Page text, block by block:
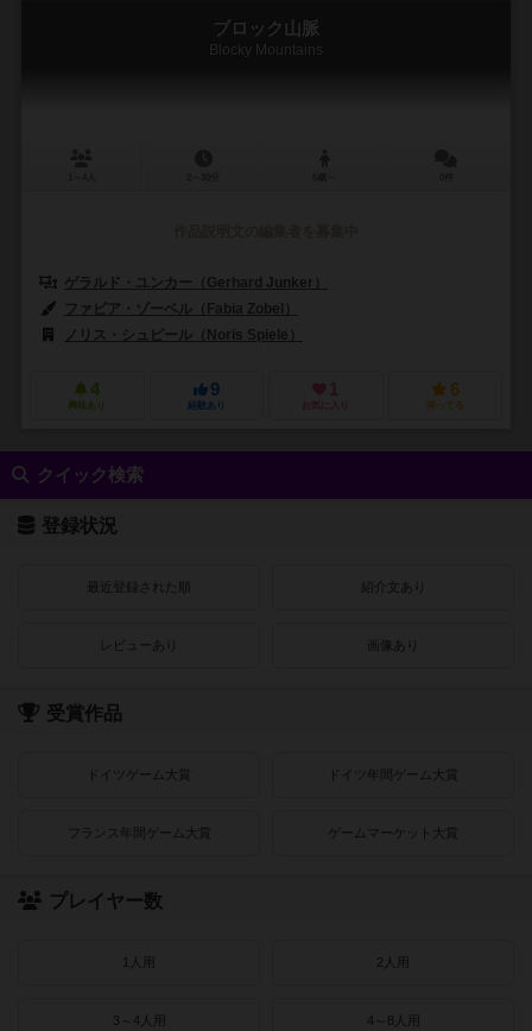
ブロック山脈
Blocky Mountains
ゲラルド・ユンカー（Gerhard Junker）
ファビア・ゾーベル（Fabia Zobel）
ノリス・シュピール（Noris Spiele）
4
興味あり
9
経験あり
1
お気に入り
6
持ってる
クイック検索
登録状況
最近登録された順 紹介文あり
レビューあり 画像あり
受賞作品
ドイツゲーム大賞 ドイツ年間ゲーム大賞
フランス年間ゲーム大賞 ゲームマーケット大賞
プレイヤー数
1人用 2人用
3～4人用 4～8人用